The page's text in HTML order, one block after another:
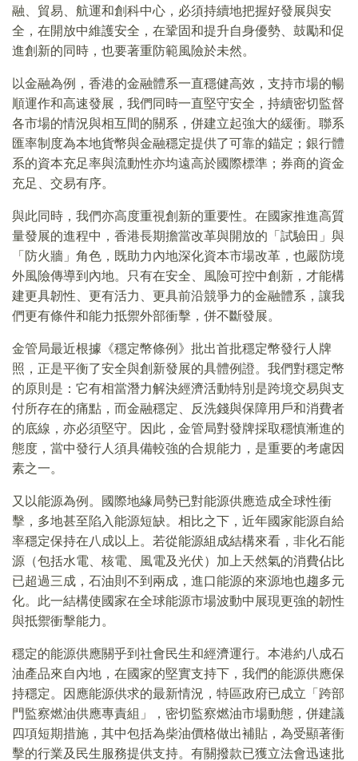
融、貿易、航運和創科中心，必須持續地把握好發展與安
全，在開放中維護安全，在鞏固和提升自身優勢、鼓勵和促
進創新的同時，也要著重防範風險於未然。
以金融為例，香港的金融體系一直穩健高效，支持市場的暢
順運作和高速發展，我們同時一直堅守安全，持續密切監督
各市場的情況與相互間的關系，併建立起強大的緩衝。聯系
匯率制度為本地貨幣與金融穩定提供了可靠的錨定；銀行體
系的資本充足率與流動性亦均遠高於國際標準；券商的資金
充足、交易有序。
與此同時，我們亦高度重視創新的重要性。在國家推進高質
量發展的進程中，香港長期擔當改革與開放的「試驗田」與
「防火牆」角色，既助力內地深化資本市場改革，也嚴防境
外風險傳導到內地。只有在安全、風險可控中創新，才能構
建更具韌性、更有活力、更具前沿競爭力的金融體系，讓我
們更有條件和能力抵禦外部衝擊，併不斷發展。
金管局最近根據《穩定幣條例》批出首批穩定幣發行人牌
照，正是平衡了安全與創新發展的具體例證。我們對穩定幣
的原則是：它有相當潛力解決經濟活動特別是跨境交易與支
付所存在的痛點，而金融穩定、反洗錢與保障用戶和消費者
的底線，亦必須堅守。因此，金管局對發牌採取穩慎漸進的
態度，當中發行人須具備較強的合規能力，是重要的考慮因
素之一。
又以能源為例。國際地緣局勢已對能源供應造成全球性衝
擊，多地甚至陷入能源短缺。相比之下，近年國家能源自給
率穩定保持在八成以上。若從能源組成結構來看，非化石能
源（包括水電、核電、風電及光伏）加上天然氣的消費佔比
已超過三成，石油則不到兩成，進口能源的來源地也趨多元
化。此一結構使國家在全球能源市場波動中展現更強的韌性
與抵禦衝擊能力。
穩定的能源供應關乎到社會民生和經濟運行。本港約八成石
油產品來自內地，在國家的堅實支持下，我們的能源供應保
持穩定。因應能源供求的最新情況，特區政府已成立「跨部
門監察燃油供應專責組」，密切監察燃油市場動態，併建議
四項短期措施，其中包括為柴油價格做出補貼，為受顯著衝
擊的行業及民生服務提供支持。有關撥款已獲立法會迅速批